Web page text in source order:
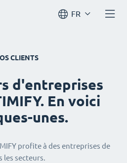
FR
CLIENTS
d'entreprises
En voici
unes.
profite à des entreprises de
les secteurs.